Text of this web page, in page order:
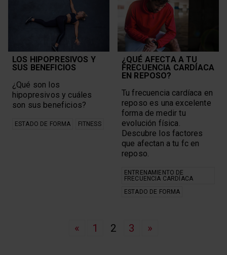
LOS HIPOPRESIVOS Y
SUS BENEFICIOS
¿Qué son los
hipopresivos y cuáles
son sus beneficios?
ESTADO DE FORMA FITNESS
¿QUÉ AFECTA A TU
FRECUENCIA CARDÍACA
EN REPOSO?
Tu frecuencia cardíaca en
reposo es una excelente
forma de medir tu
evolución física.
Descubre los factores
que afectan a tu fc en
reposo.
ENTRENAMIENTO DE
FRECUENCIA CARDÍACA
ESTADO DE FORMA
« 1 2 3 »